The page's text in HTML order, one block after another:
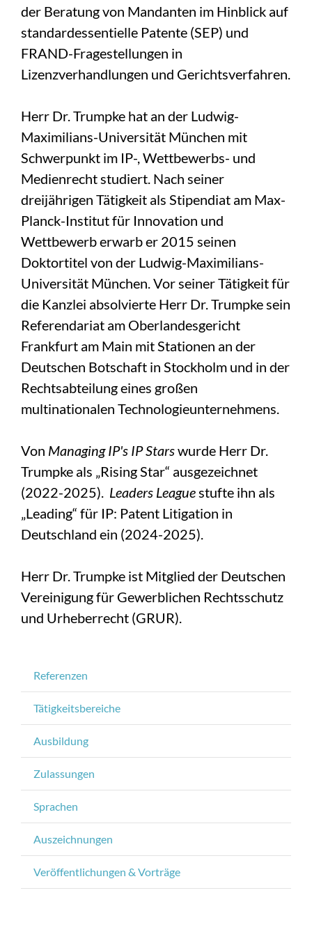
der Beratung von Mandanten im Hinblick auf
standardessentielle Patente (SEP) und
FRAND-Fragestellungen in
Lizenzverhandlungen und Gerichtsverfahren.
Herr Dr. Trumpke hat an der Ludwig-
Maximilians-Universität München mit
Schwerpunkt im IP-, Wettbewerbs- und
Medienrecht studiert. Nach seiner
dreijährigen Tätigkeit als Stipendiat am Max-
Planck-Institut für Innovation und
Wettbewerb erwarb er 2015 seinen
Doktortitel von der Ludwig-Maximilians-
Universität München. Vor seiner Tätigkeit für
die Kanzlei absolvierte Herr Dr. Trumpke sein
Referendariat am Oberlandesgericht
Frankfurt am Main mit Stationen an der
Deutschen Botschaft in Stockholm und in der
Rechtsabteilung eines großen
multinationalen Technologieunternehmens.
Von Managing IP's IP Starswurde Herr Dr.
Trumpke als „Rising Star“ ausgezeichnet
(2022-2025). Leaders Leaguestufte ihn als
„Leading“ für IP: Patent Litigation in
Deutschland ein (2024-2025).
Herr Dr. Trumpke ist Mitglied der Deutschen
Vereinigung für Gewerblichen Rechtsschutz
und Urheberrecht (GRUR).
Referenzen
Tätigkeitsbereiche
Ausbildung
Zulassungen
Sprachen
Auszeichnungen
Veröffentlichungen & Vorträge